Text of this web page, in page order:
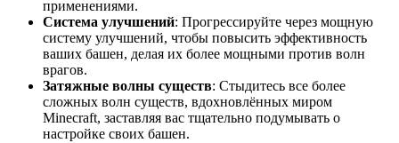
применениями.
Система улучшений: Прогрессируйте через мощную
систему улучшений, чтобы повысить эффективность
ваших башен, делая их более мощными против волн
врагов.
Затяжные волны существ: Стыдитесь все более
сложных волн существ, вдохновлённых миром
Minecraft, заставляя вас тщательно подумывать о
настройке своих башен.